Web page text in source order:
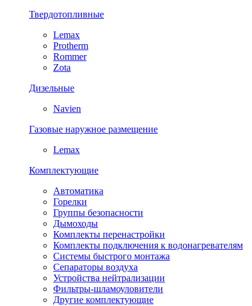
Твердотопливные
Lemax
Protherm
Rommer
Zota
Дизельные
Navien
Газовые наружное размещение
Lemax
Комплектующие
Автоматика
Горелки
Группы безопасности
Дымоходы
Комплекты перенастройки
Комплекты подключения к водонагревателям
Системы быстрого монтажа
Сепараторы воздуха
Устройства нейтрализации
Фильтры-шламоуловители
Другие комплектующие